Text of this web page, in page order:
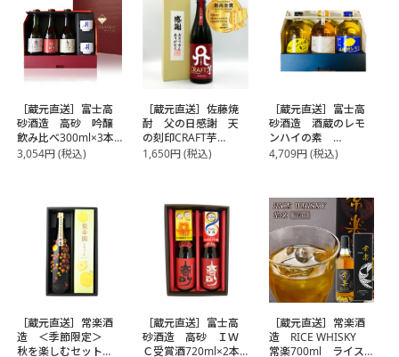
め］火入れ［冷蔵配
送推奨］
［蔵元直送］富士高
砂酒造 高砂 吟醸
飲み比べ300ml×3本
セット お猪口付き
3,054円(税込)
［蔵元直送］佐藤焼
酎 父の日感謝 天
の刻印CRAFT芋
720ml
1,650円(税込)
［蔵元直送］富士高
砂酒造 酒蔵のレモ
ンハイの素
500ml×3本飲み比べ
4,709円(税込)
［蔵元直送］常楽酒
造 ＜季節限定＞
秋を楽しむセット
［蔵元直送］富士高
砂酒造 高砂 ＩＷ
Ｃ受賞酒720ml×2本
［蔵元直送］常楽酒
造 RICE WHISKY
常楽700ml ライス